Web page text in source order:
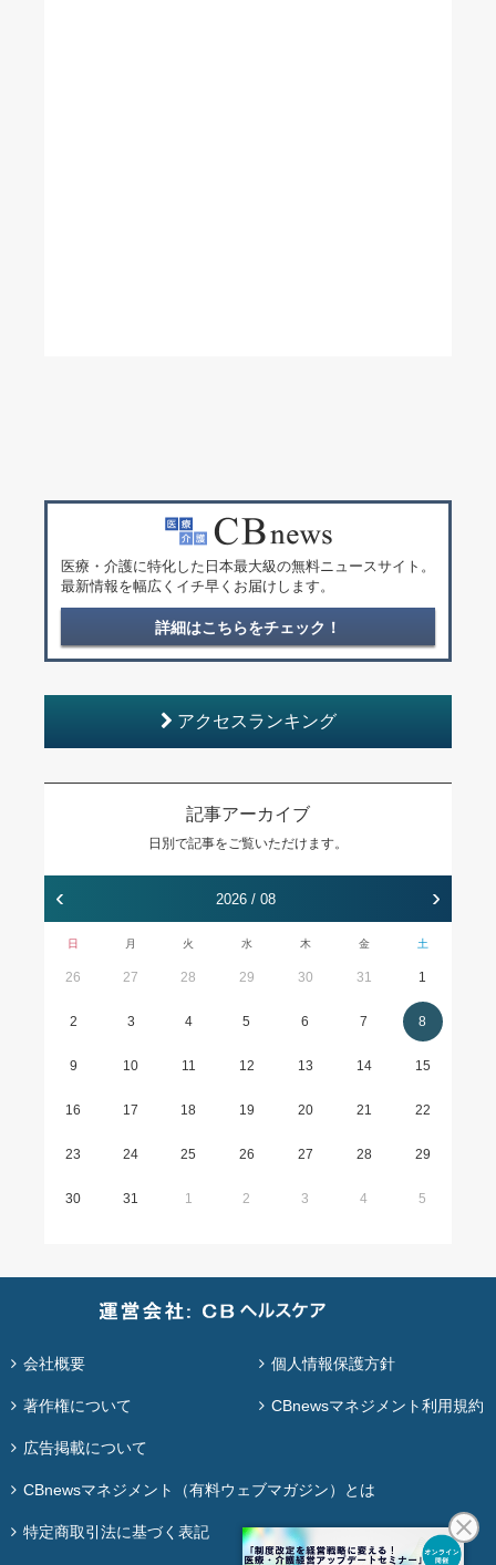
医療・介護に特化した日本最大級の無料ニュースサイト。
最新情報を幅広くイチ早くお届けします。
詳細はこちらをチェック！
アクセスランキング
記事アーカイブ
日別で記事をご覧いただけます。
‹ 2026 / 08 ›
日 月 火 水 木 金 土
26 27 28 29 30 31 1
2 3 4 5 6 7 8
9 10 11 12 13 14 15
16 17 18 19 20 21 22
23 24 25 26 27 28 29
30 31 1 2 3 4 5
会社概要 個人情報保護方針
著作権について CBnewsマネジメント利用規約
広告掲載について
CBnewsマネジメント（有料ウェブマガジン）とは
特定商取引法に基づく表記